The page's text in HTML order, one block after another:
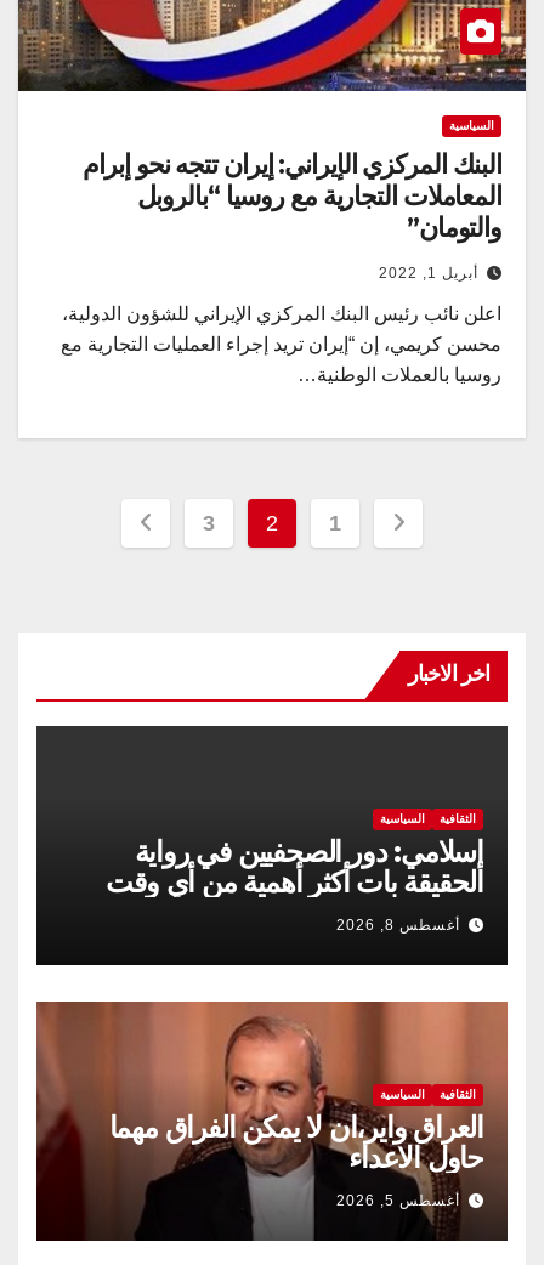
السياسية
البنك المركزي الإيراني: إيران تتجه نحو إبرام
المعاملات التجارية مع روسيا “بالروبل
والتومان”
أبريل 1, 2022
اعلن نائب رئيس البنك المركزي الإيراني للشؤون الدولية،
محسن كريمي، إن “إيران تريد إجراء العمليات التجارية مع
روسيا بالعملات الوطنية…
تعدد
1
2
3
اخر الاخبار
الثقافية السياسية
إسلامي: دور الصحفيين في رواية
الحقيقة بات أكثر أهمية من أي وقت
مضى
أغسطس 8, 2026
الثقافية السياسية
العراق واير،ان لا يمكن الفراق مهما
حاول الاعداء
أغسطس 5, 2026